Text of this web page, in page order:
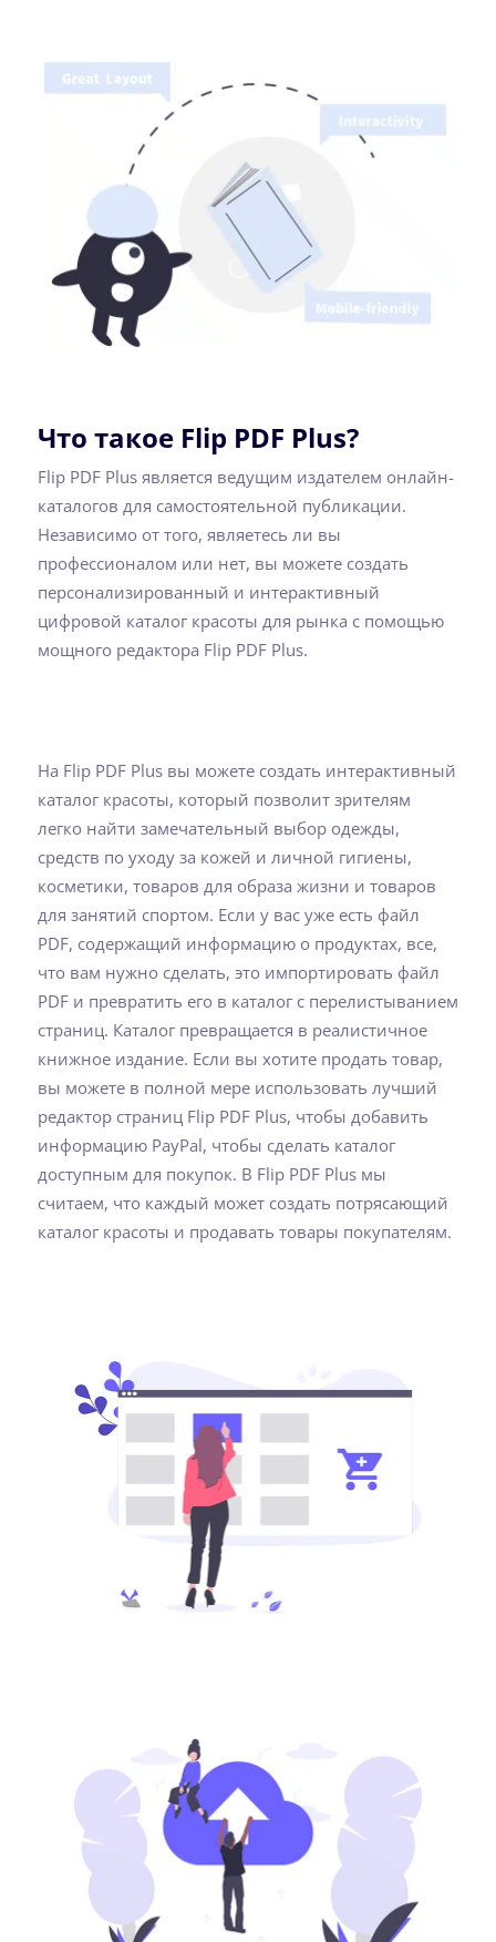
Что такое Flip PDF Plus?
Flip PDF Plus является ведущим издателем онлайн-
каталогов для самостоятельной публикации.
Независимо от того, являетесь ли вы
профессионалом или нет, вы можете создать
персонализированный и интерактивный
цифровой каталог красоты для рынка с помощью
мощного редактора Flip PDF Plus.
На Flip PDF Plus вы можете создать интерактивный
каталог красоты, который позволит зрителям
легко найти замечательный выбор одежды,
средств по уходу за кожей и личной гигиены,
косметики, товаров для образа жизни и товаров
для занятий спортом. Если у вас уже есть файл
PDF, содержащий информацию о продуктах, все,
что вам нужно сделать, это импортировать файл
PDF и превратить его в каталог с перелистыванием
страниц. Каталог превращается в реалистичное
книжное издание. Если вы хотите продать товар,
вы можете в полной мере использовать лучший
редактор страниц Flip PDF Plus, чтобы добавить
информацию PayPal, чтобы сделать каталог
доступным для покупок. В Flip PDF Plus мы
считаем, что каждый может создать потрясающий
каталог красоты и продавать товары покупателям.